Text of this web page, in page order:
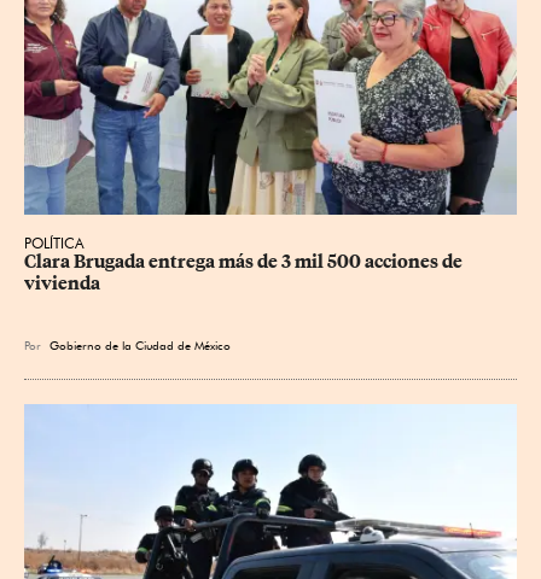
POLÍTICA
Clara Brugada entrega más de 3 mil 500 acciones de
vivienda
Por Gobierno de la Ciudad de México